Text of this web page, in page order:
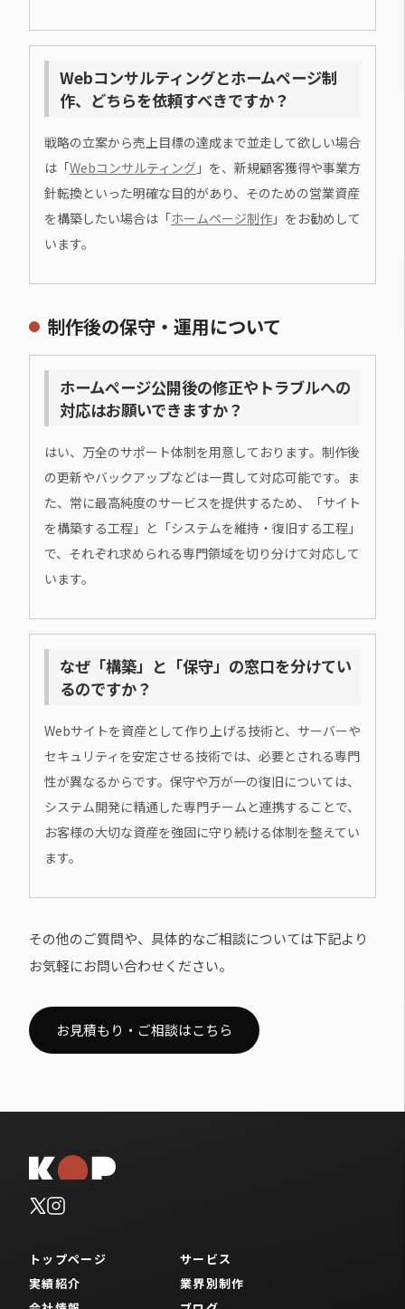
Webコンサルティングとホームページ制
作、どちらを依頼すべきですか？
戦略の立案から売上目標の達成まで並走して欲しい場合
は「Webコンサルティング 」を、新規顧客獲得や事業方
針転換といった明確な目的があり、そのための営業資産
を構築したい場合は「ホームページ制作 」をお勧めして
います。
制作後の保守・運用について
ホームページ公開後の修正やトラブルへの
対応はお願いできますか？
はい、万全のサポート体制を用意しております。制作後
の更新やバックアップなどは一貫して対応可能です。ま
た、常に最高純度のサービスを提供するため、「サイト
を構築する工程」と「システムを維持・復旧する工程」
で、それぞれ求められる専門領域を切り分けて対応して
います。
なぜ「構築」と「保守」の窓口を分けてい
るのですか？
Webサイトを資産として作り上げる技術と、サーバーや
セキュリティを安定させる技術では、必要とされる専門
性が異なるからです。保守や万が一の復旧については、
システム開発に精通した専門チームと連携することで、
お客様の大切な資産を強固に守り続ける体制を整えてい
ます。
その他のご質問や、具体的なご相談については下記より
お気軽にお問い合わせください。
お見積もり・ご相談はこちら
トップページ
サービス
実績紹介
業界別制作